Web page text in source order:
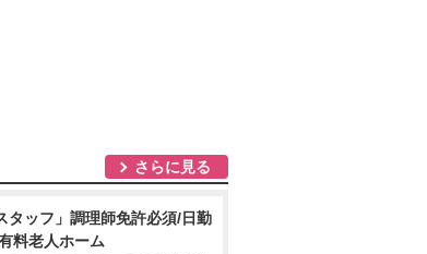
さらに見る
タッフ」調理師免許必須/日勤
料老人ホーム